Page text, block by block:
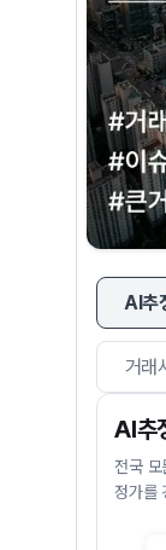
AI추
거래
AI추
전국 모
정가를